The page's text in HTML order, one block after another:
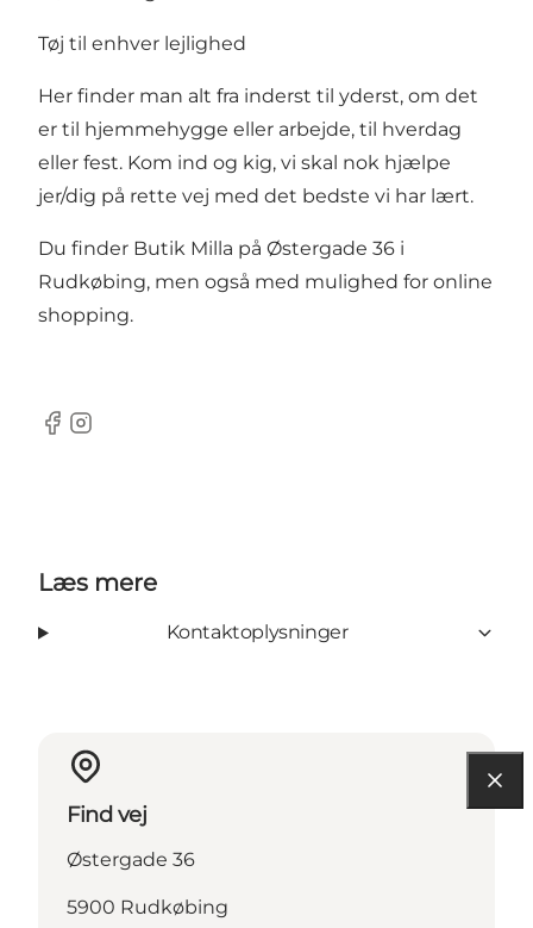
Tøj til enhver lejlighed
Her finder man alt fra inderst til yderst, om det
er til hjemmehygge eller arbejde, til hverdag
eller fest. Kom ind og kig, vi skal nok hjælpe
jer/dig på rette vej med det bedste vi har lært.
Du finder Butik Milla på Østergade 36 i
Rudkøbing, men også med mulighed for online
shopping.
Facebook
Instagram
Læs mere
Kontaktoplysninger
Find vej
Østergade 36
5900 Rudkøbing